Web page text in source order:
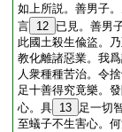
如上所説。善男子
言 12 已見。善男
此國土殺生偸盜。
教化離諸惡業。我
人衆種種苦治。令
足十善得究竟樂。
心。具 13 足一切
至蟻子不生害心。